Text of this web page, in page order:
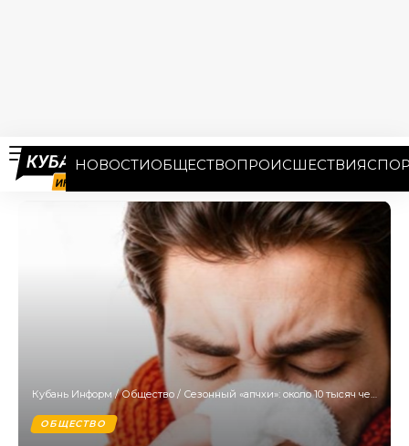
НОВОСТИОБЩЕСТВОПРОИСШЕСТВИЯ
Кубань Информ/Общество / Сезонный «апчхи»: около 10 тысяч человек ежегодно страдают от аллергии на Кубани
ОБЩЕСТВО